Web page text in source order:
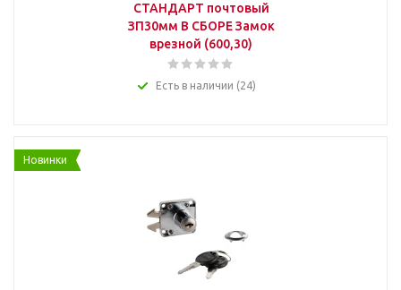
СТАНДАРТ почтовый
ЗП30мм В СБОРЕ Замок
врезной (600,30)
Есть в наличии (24)
Новинки